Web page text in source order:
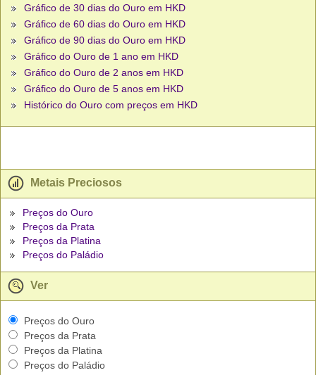
Gráfico de 30 dias do Ouro em HKD
Gráfico de 60 dias do Ouro em HKD
Gráfico de 90 dias do Ouro em HKD
Gráfico do Ouro de 1 ano em HKD
Gráfico do Ouro de 2 anos em HKD
Gráfico do Ouro de 5 anos em HKD
Histórico do Ouro com preços em HKD
Metais Preciosos
Preços do Ouro
Preços da Prata
Preços da Platina
Preços do Paládio
Ver
Preços do Ouro
Preços da Prata
Preços da Platina
Preços do Paládio